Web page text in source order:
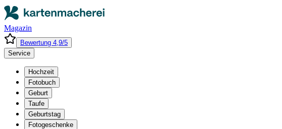
Magazin
Bewertung 4,9/5
Service
Hochzeit
Fotobuch
Geburt
Taufe
Geburtstag
Fotogeschenke